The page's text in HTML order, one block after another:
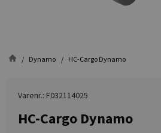
Dynamo HC-Cargo Dynamo
Varenr.: F032114025
HC-Cargo Dynamo